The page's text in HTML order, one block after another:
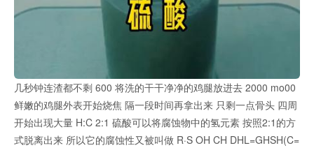
几秒钟连渣都不剩 600 将洗的干干净净的鸡腿放进去 2000 mo00
鲜嫩的鸡腿外表开始烧焦 隔一段时间再拿出来 只剩一点骨头 四周
开始出现大量 H:C 2:1 硫酸可以将腐蚀物中的氢元素 按照2:1的方
式脱离出来 所以它的腐蚀性又被叫做 R·S OH CH DHL=GHSH(C=